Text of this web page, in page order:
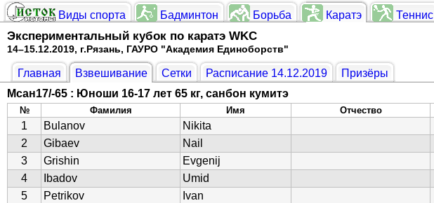
Виды спорта Бадминтон Борьба Каратэ Теннис
Экспериментальный кубок по каратэ WKC
14–15.12.2019, г.Рязань, ГАУРО "Академия Единоборств"
Главная Взвешивание Сетки Расписание 14.12.2019 Призёры
Мсан17/-65 : Юноши 16-17 лет 65 кг, санбон кумитэ
№ Фамилия Имя Отчество
1 Bulanov Nikita
2
Gibaev Nail
3
Grishin Evgenij
4
Ibadov Umid
5
Petrikov Ivan